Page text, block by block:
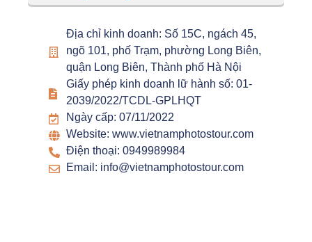
Địa chỉ kinh doanh: Số 15C, ngách 45,
ngõ 101, phố Trạm, phường Long Biên,
quận Long Biên, Thành phố Hà Nội
Giấy phép kinh doanh lữ hành số: 01-
2039/2022/TCDL-GPLHQT
Ngày cấp: 07/11/2022
Website: www.vietnamphotostour.com
Điện thoại: 0949989984
Email: info@vietnamphotostour.com